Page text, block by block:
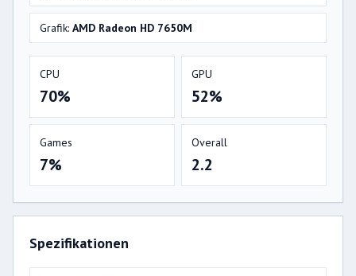
Grafik: AMD Radeon HD 7650M
CPU
70%
GPU
52%
Games
7%
Overall
2.2
Spezifikationen